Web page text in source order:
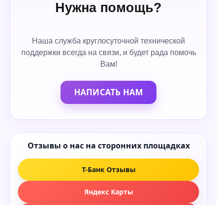
Нужна помощь?
Наша служба круглосуточной технической
поддержки всегда на связи, и будет рада помочь
Вам!
НАПИСАТЬ НАМ
Отзывы о нас на сторонних площадках
Т-Банк Отзывы
Яндекс Карты